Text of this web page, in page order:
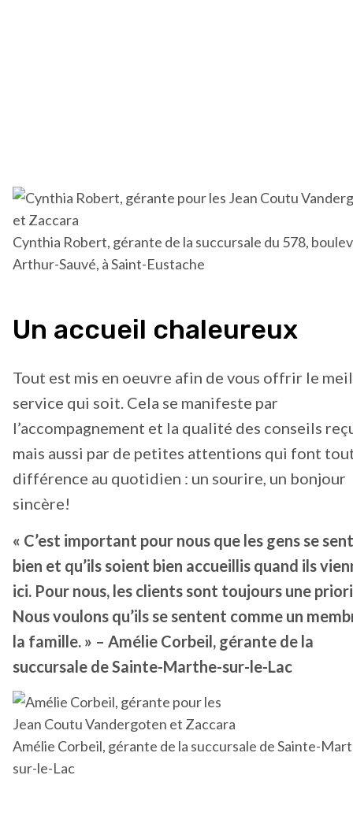
Cynthia Robert, gérante de la succursale du 578,
Arthur-Sauvé, à Saint-Eustache
Un accueil chaleureux
Tout est mis en oeuvre afin de vous offrir le
service qui soit. Cela se manifeste par
l’accompagnement et la qualité des conseils
mais aussi par de petites attentions qui font
différence au quotidien : un sourire, un bonjour
sincère!
« C’est important pour nous que les gens se
bien et qu’ils soient bien accueillis quand ils
ici. Pour nous, les clients sont toujours une
Nous voulons qu’ils se sentent comme un
la famille. » – Amélie Corbeil, gérante de la
succursale de Sainte-Marthe-sur-le-Lac
Amélie Corbeil, gérante de la succursale de Sainte-
sur-le-Lac